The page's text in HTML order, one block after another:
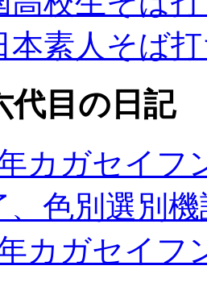
本素人そば
代目の日記
カガセイフ
、色別選別
カガセイフ